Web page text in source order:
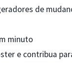
de
minuto
e contribua